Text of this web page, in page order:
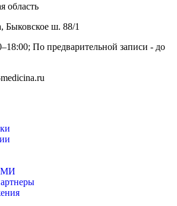
область
Быковское ш. 88/1
По предварительной записи - до